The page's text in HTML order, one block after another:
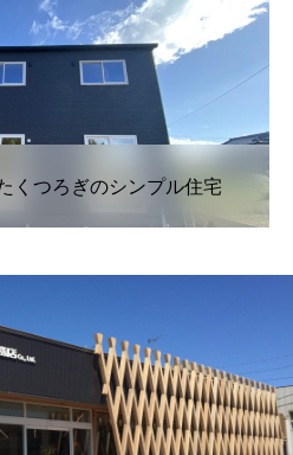
くつろぎのシンプル住宅